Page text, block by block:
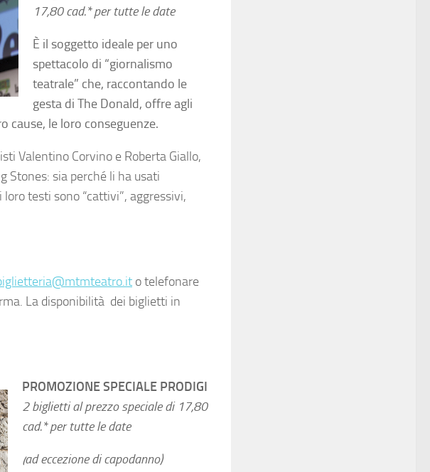
17,80 cad.* per tutte le date
È il soggetto ideale per uno
spettacolo di “giornalismo
teatrale” che, raccontando le
gesta di The Donald, offre agli
cause, le loro conseguenze.
Valentino Corvino e Roberta Giallo,
Stones: sia perché li ha usati
testi sono “cattivi”, aggressivi,
o telefonare
La disponibilità dei biglietti in
PROMOZIONE SPECIALE PRODIGI
2 biglietti al prezzo speciale di 17,80
cad.* per tutte le date
(ad eccezione di capodanno)